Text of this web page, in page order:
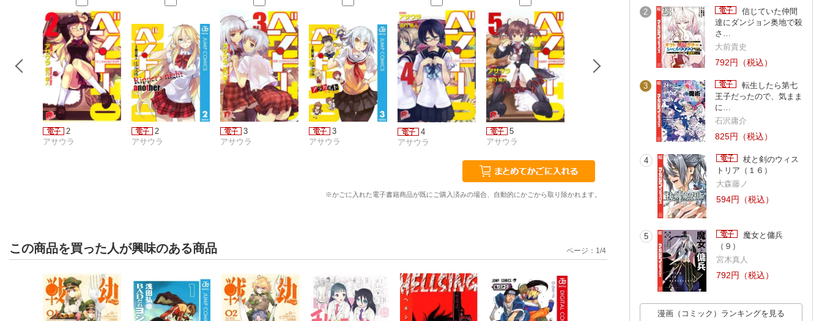
2
アサウラ
2
アサウラ
3
アサウラ
3
アサウラ
4
アサウラ
5
アサウラ
7
アサウラ
アサウラ
※かごに入れた電子書籍商品が既にご購入済みの場合、自動的にかごから取り除かれます。
この商品を買った人が興味のある商品 ページ： 1/4
2
信じていた仲間
達にダンジョン奥地で殺
さ…
大前貴史
792円（税込）
3
転生したら第七
王子だったので、気まま
に…
石沢庸介
825円（税込）
4
杖と剣のウィス
トリア（１６）
大森藤ノ
594円（税込）
5
魔女と傭兵
（９）
宮木真人
792円（税込）
漫画（コミック）ランキングを見る